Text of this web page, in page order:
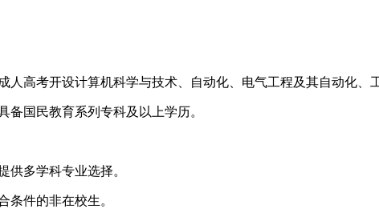
考开设计算机科学与技术、自动化、电气工程及其自动化、
国民教育系列专科及以上学历。
多学科专业选择。
件的非在校生。